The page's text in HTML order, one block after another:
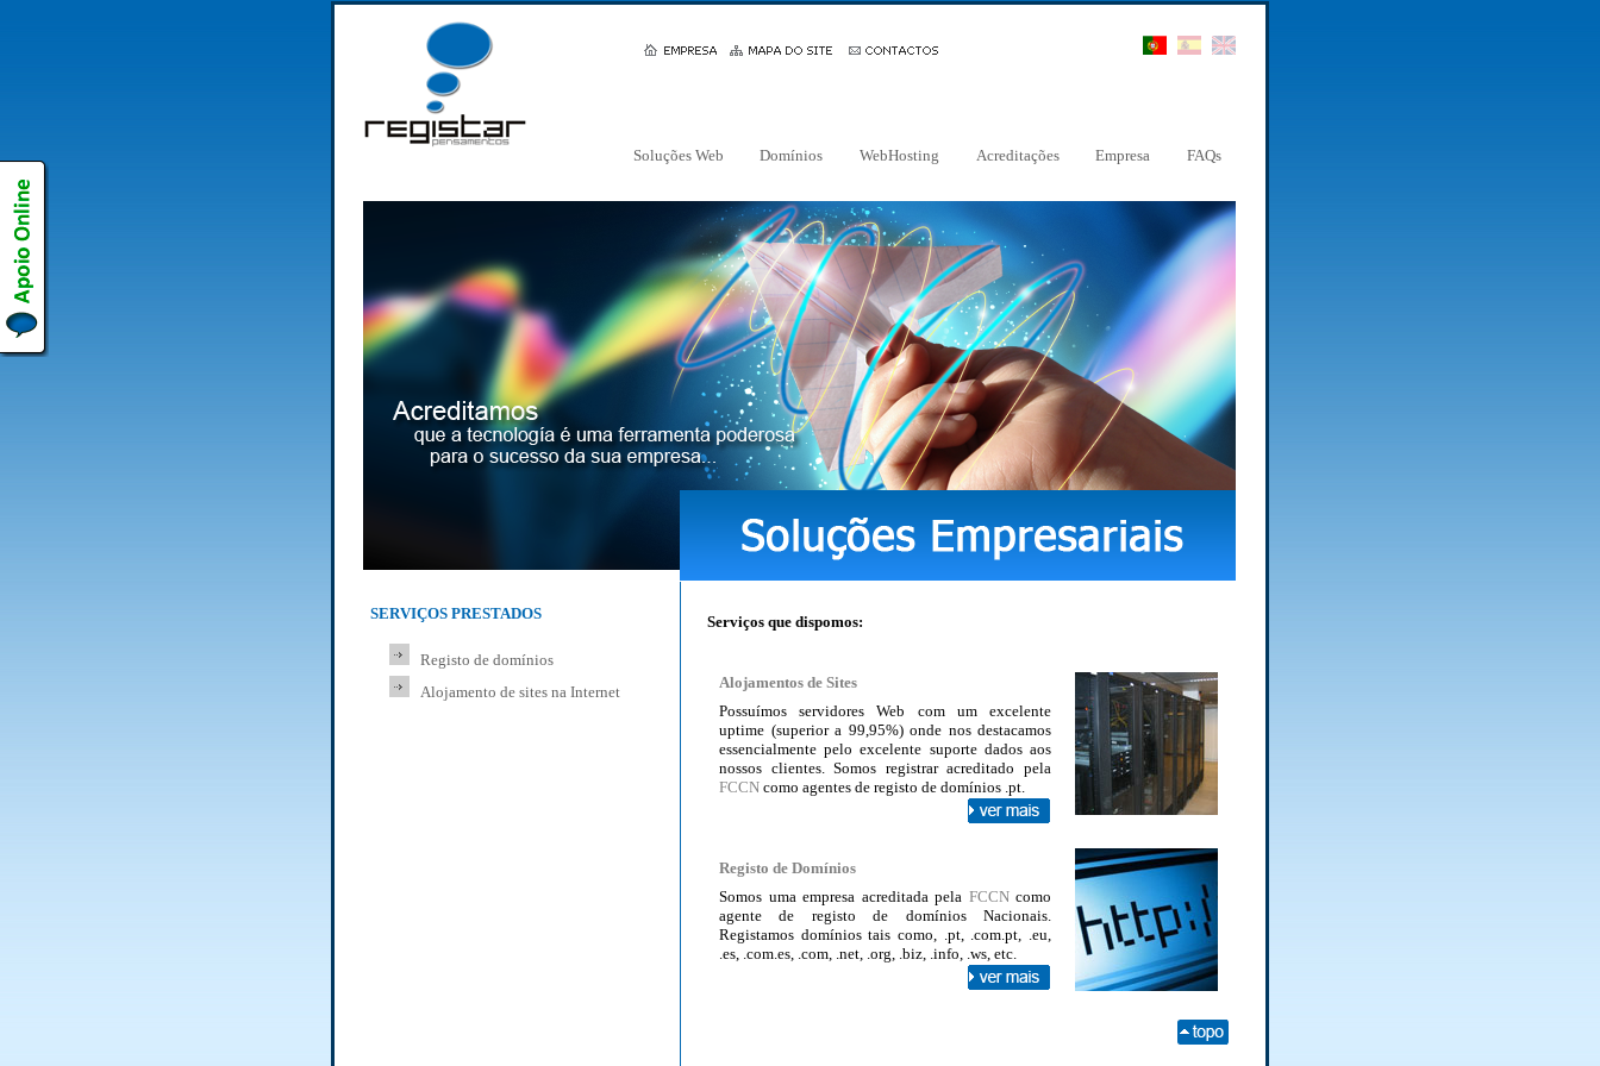
Soluções Web Domínios WebHosting Acreditações Empresa FAQs
SERVIÇOS PRESTADOS
Registo de domínios
Alojamento de sites na Internet
Serviços que dispomos:
Alojamentos de Sites
Possuímos servidores Web com um excelente
uptime (superior a 99,95%) onde nos destacamos
essencialmente pelo excelente suporte dados aos
nossos clientes. Somos registrar acreditado pela
FCCN como agentes de registo de domínios .pt.
Registo de Domínios
Somos uma empresa acreditada pela FCCNcomo
agente de registo de domínios Nacionais.
Registamos domínios tais como, .pt, .com.pt, .eu,
.es, .com.es, .com, .net, .org, .biz, .info, .ws, etc.